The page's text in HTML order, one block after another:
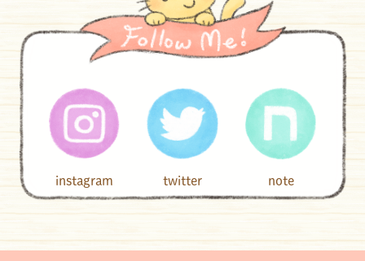
instagram twitter note